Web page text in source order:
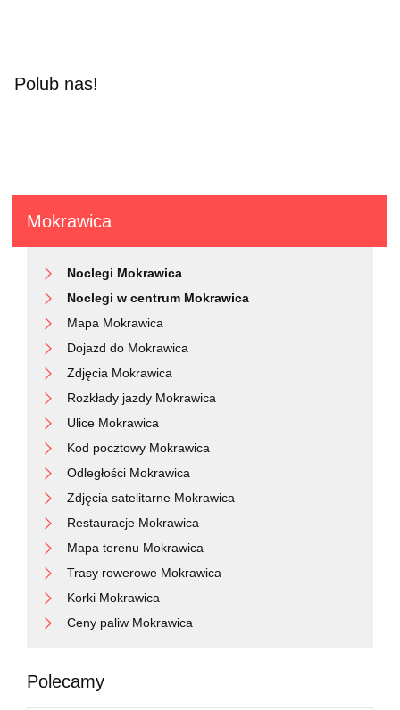
Polub nas!
Mokrawica
Noclegi Mokrawica
Noclegi w centrum Mokrawica
Mapa Mokrawica
Dojazd do Mokrawica
Zdjęcia Mokrawica
Rozkłady jazdy Mokrawica
Ulice Mokrawica
Kod pocztowy Mokrawica
Odległości Mokrawica
Zdjęcia satelitarne Mokrawica
Restauracje Mokrawica
Mapa terenu Mokrawica
Trasy rowerowe Mokrawica
Korki Mokrawica
Ceny paliw Mokrawica
Polecamy